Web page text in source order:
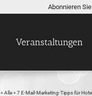
Abonnieren
Veranstaltungen
» Alle»7 E-Mail-Marketing-Tipps für